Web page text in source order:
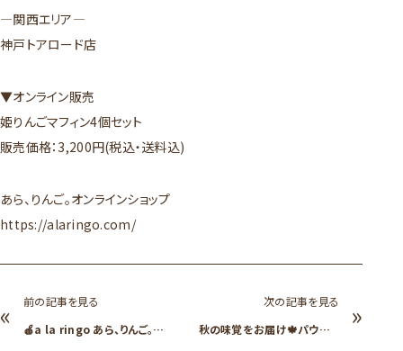
―関西エリア―
神戸トアロード店
▼オンライン販売
姫りんごマフィン4個セット
販売価格：3,200円(税込・送料込)
あら、りんご。オンラインショップ
https://alaringo.com/
«
前の記事を見る
🍎a la ringo あら、りんご。新
次の記事を見る
秋の味覚をお届け🍁パウンド
»